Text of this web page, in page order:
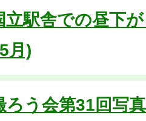
立駅舎での昼下
月)
ろう会第31回写